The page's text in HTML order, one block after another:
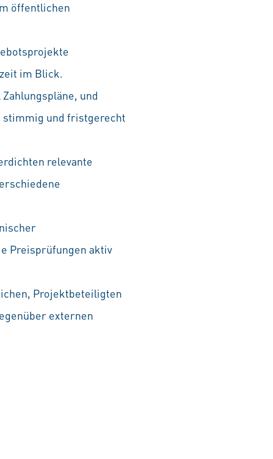
öffentlichen
im Blick.
und
stimmig und fristgerecht
relevante
Preisprüfungen aktiv
Projektbeteiligten
externen